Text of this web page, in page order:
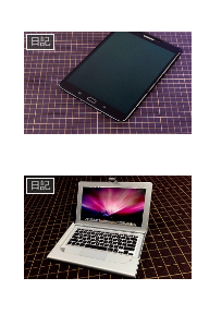
日記
日記